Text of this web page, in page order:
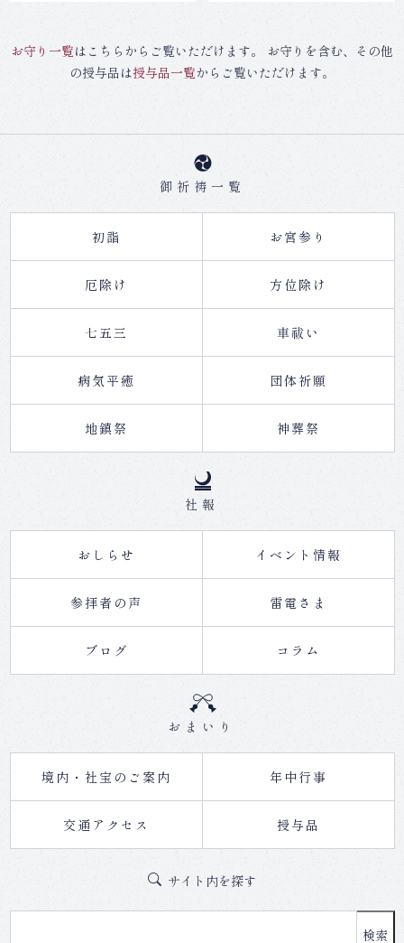
お守り一覧はこちらからご覧いただけます。 お守りを含む、その他
の授与品は授与品一覧からご覧いただけます。
御祈祷一覧
初詣 お宮参り
厄除け 方位除け
七五三 車祓い
病気平癒 団体祈願
地鎮祭 神葬祭
社報
おしらせ イベント情報
参拝者の声 雷電さま
ブログ コラム
おまいり
境内・社宝のご案内 年中行事
交通アクセス 授与品
サイト内を探す
検索